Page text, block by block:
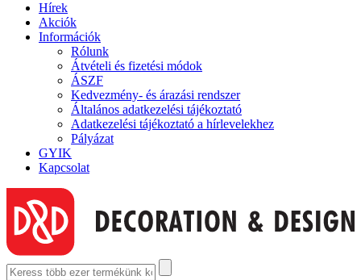
Hírek
Akciók
Információk
Rólunk
Átvételi és fizetési módok
ÁSZF
Kedvezmény- és árazási rendszer
Általános adatkezelési tájékoztató
Adatkezelési tájékoztató a hírlevelekhez
Pályázat
GYIK
Kapcsolat